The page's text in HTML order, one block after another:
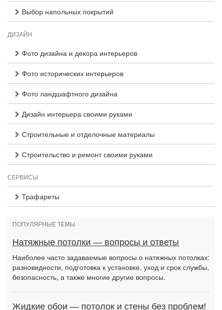
Выбор напольных покрытий
ДИЗАЙН
Фото дизайна и декора интерьеров
Фото исторических интерьеров
Фото ландшафтного дизайна
Дизайн интерьера своими руками
Строительные и отделочные материалы
Строительство и ремонт своими руками
СЕРВИСЫ
Трафареты
ПОПУЛЯРНЫЕ ТЕМЫ
Натяжные потолки — вопросы и ответы
Наиболее часто задаваемые вопросы о натяжных потолках:
разновидности, подготовка к установке, уход и срок службы,
безопасность, а также многие другие вопросы.
Жидкие обои — потолок и стены без проблем!